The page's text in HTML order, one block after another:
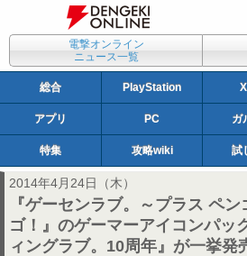
電撃オンライン
ニュース一覧
総合 PlayStation
アプリ PC ガ
特集 攻略wiki 試
2014年4月24日（木）
『ゲーセンラブ。～プラス ペ
ゴ！』のゲーマーアイコンパッ
ィングラブ。10周年』が一挙発